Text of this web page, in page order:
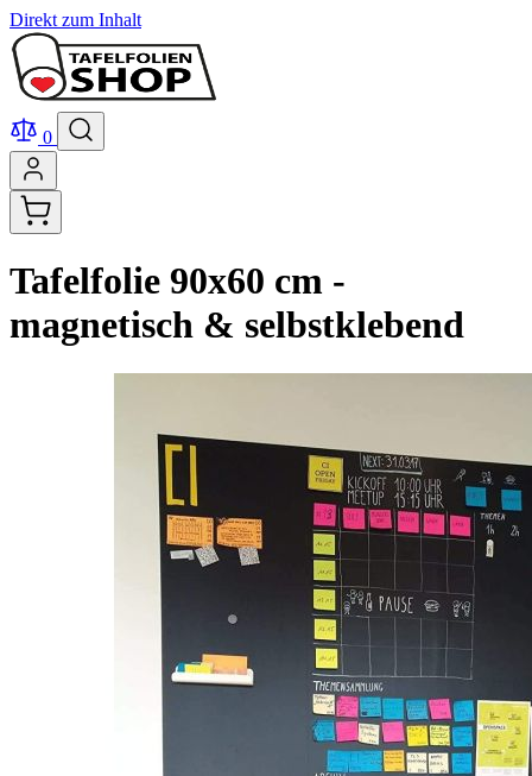
Direkt zum Inhalt
0
Tafelfolie 90x60 cm -
magnetisch & selbstklebend